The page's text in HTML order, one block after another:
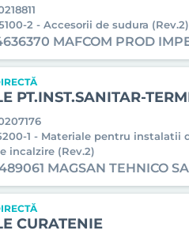
2 - Accesorii de sudura (Rev.2)
MAFCOM PROD
PT.INST.SANITAR-
1 - Materiale pentru instalatii
incalzire (Rev.2)
MAGSAN TEHNICO
CURATENIE